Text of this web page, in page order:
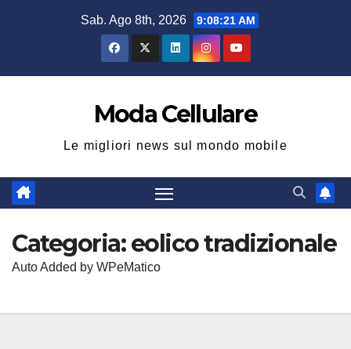
Sab. Ago 8th, 2026 9:08:22 AM
Moda Cellulare
Le migliori news sul mondo mobile
Categoria:eolico tradizionale
Auto Added by WPeMatico